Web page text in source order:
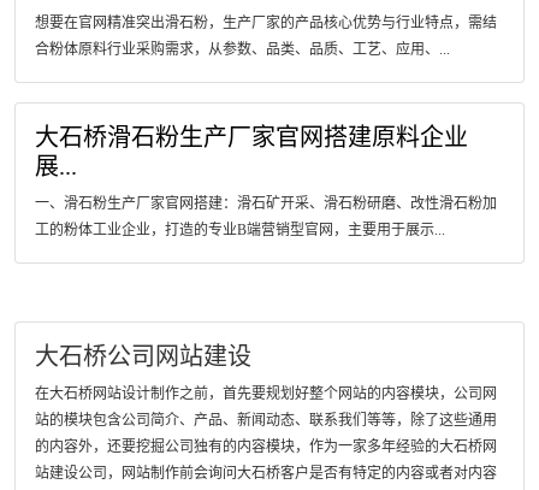
想要在官网精准突出滑石粉，生产厂家的产品核心优势与行业特点，需结
合粉体原料行业采购需求，从参数、品类、品质、工艺、应用、...
大石桥滑石粉生产厂家官网搭建原料企业
展...
一、滑石粉生产厂家官网搭建：滑石矿开采、滑石粉研磨、改性滑石粉加
工的粉体工业企业，打造的专业B端营销型官网，主要用于展示...
大石桥公司网站建设
在大石桥网站设计制作之前，首先要规划好整个网站的内容模块，公司网
站的模块包含公司简介、产品、新闻动态、联系我们等等，除了这些通用
的内容外，还要挖掘公司独有的内容模块，作为一家多年经验的大石桥网
站建设公司，网站制作前会询问大石桥客户是否有特定的内容或者对内容